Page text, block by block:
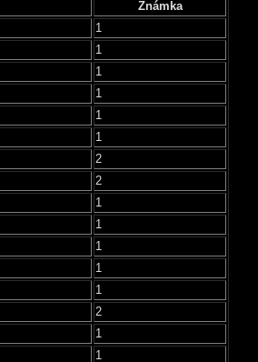
Známka
1
1
1
1
1
1
2
2
1
1
1
1
1
2
1
1